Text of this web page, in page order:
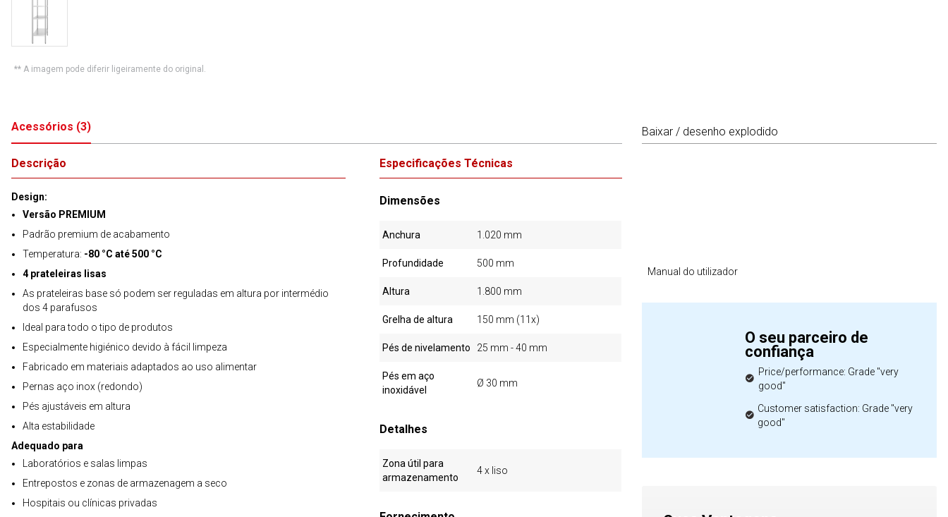
** A imagem pode diferir ligeiramente do original.
Acessórios (3)
Descrição
Design:
Versão PREMIUM
Padrão premium de acabamento
Temperatura: -80 °C até 500 °C
4 prateleiras lisas
As prateleiras base só podem ser reguladas em altura por intermédio
dos 4 parafusos
Ideal para todo o tipo de produtos
Especialmente higiénico devido à fácil limpeza
Fabricado em materiais adaptados ao uso alimentar
Pernas aço inox (redondo)
Pés ajustáveis em altura
Alta estabilidade
Adequado para
Laboratórios e salas limpas
Entrepostos e zonas de armazenagem a seco
Hospitais ou clínicas privadas
Especificações Técnicas
Dimensões
Anchura 1.020 mm
Profundidade 500 mm
Altura 1.800 mm
Grelha de altura 150 mm (11x)
Pés de nivelamento 25 mm - 40 mm
Pés em aço
inoxidável
Ø 30 mm
Detalhes
Zona útil para
armazenamento
4 x liso
Baixar / desenho explodido
Manual do utilizador
O seu parceiro de
confiança
Price/performance: Grade "very
good"
Customer satisfaction: Grade "very
good"